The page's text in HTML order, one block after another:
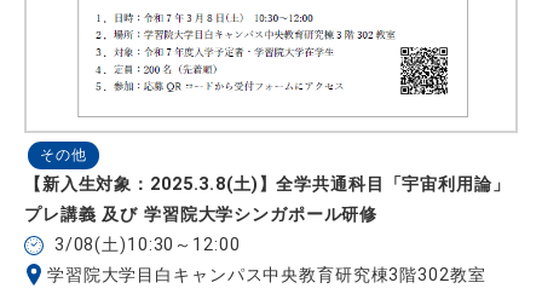
その他
【新入生対象：2025.3.8(土)】全学共通科目「宇宙利用論」
プレ講義 及び 学習院大学シンガポール研修
3/08(土)10:30～12:00
学習院大学目白キャンパス中央教育研究棟3階302教室